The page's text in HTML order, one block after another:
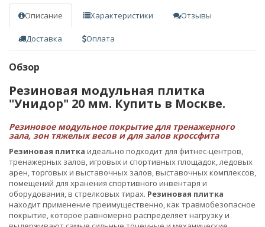
Описание Характеристики Отзывы
Доставка Оплата
Обзор
Резиновая модульная плитка
"Унидор" 20 мм. Купить в Москве.
Резиновое модульное покрытие для тренажерного
зала, зон тяжелых весов и для залов кроссфита
Резиновая плитка идеально подходит для фитнес-центров,
тренажерных залов, игровых и спортивных площадок, ледовых
арен, торговых и выставочных залов, выставочных комплексов,
помещений для хранения спортивного инвентаря и
оборудования, в стрелковых тирах. Резиновая плитка
находит применение преимущественно, как травмобезопасное
покрытие, которое равномерно распределяет нагрузку и